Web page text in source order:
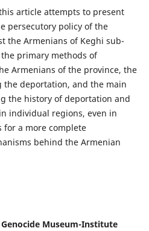
article attempts to present
persecutory policy of the
the Armenians of Keghi sub-
primary methods of
Armenians of the province, the
deportation, and the main
the history of deportation and
individual regions, even in
for a more complete
behind the Armenian
Museum-Institute